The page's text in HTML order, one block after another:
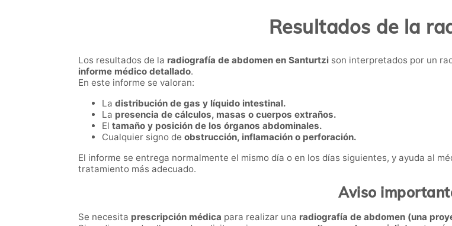
Resultados de la
Los resultados de la radiografía de abdomen en Santurtzi son interpretados por un
informe médico detallado.
En este informe se valoran:
La distribución de gas y líquido intestinal.
La presencia de cálculos, masas o cuerpos extraños.
El tamaño y posición de los órganos abdominales.
Cualquier signo de obstrucción, inflamación o perforación.
El informe se entrega normalmente el mismo día o en los días siguientes, y ayuda al
tratamiento más adecuado.
Aviso
Se necesita prescripción médica para realizar una radiografía de abdomen (una